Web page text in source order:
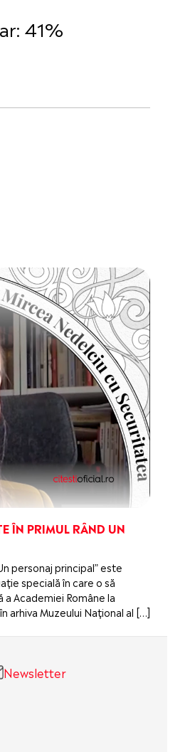
41%
ÎN PRIMUL RÂND UN
personaj principal” este
specială în care o să
Academiei Române la
arhiva Muzeului Național al […]
Newsletter